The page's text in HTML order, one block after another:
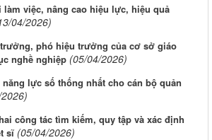
việc, nâng cao hiệu lực, hiệu quả
04/2026)
phó hiệu trưởng của cơ sở giáo
nghề nghiệp (05/04/2026)
năng lực số thống nhất cho cán bộ quản
công tác tìm kiếm, quy tập và xác định
sĩ (05/04/2026)